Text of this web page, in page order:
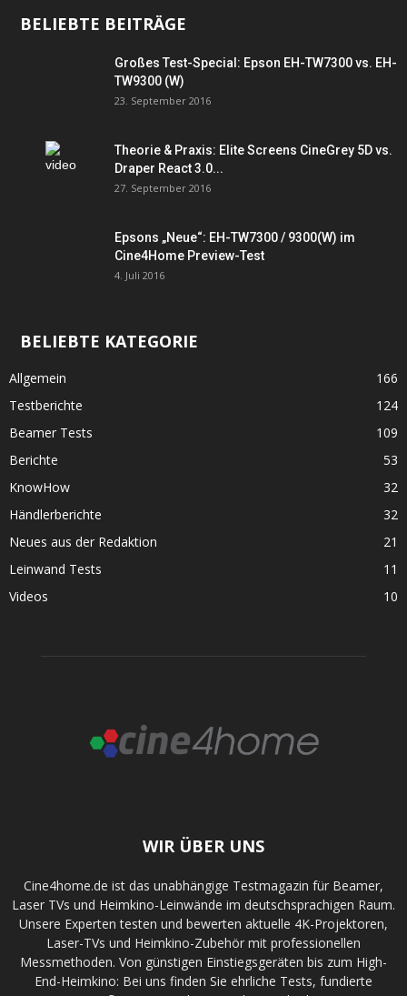
BELIEBTE BEITRÄGE
Großes Test-Special: Epson EH-TW7300 vs. EH-
TW9300 (W)
23. September 2016
Theorie & Praxis: Elite Screens CineGrey 5D vs.
Draper React 3.0...
27. September 2016
Epsons „Neue“: EH-TW7300 / 9300(W) im
Cine4Home Preview-Test
4. Juli 2016
BELIEBTE KATEGORIE
Allgemein
166
Testberichte
124
Beamer Tests
109
Berichte
53
KnowHow
32
Händlerberichte
32
Neues aus der Redaktion
21
Leinwand Tests
11
Videos
10
WIR ÜBER UNS
Cine4home.de ist das unabhängige Testmagazin für Beamer,
Laser TVs und Heimkino-Leinwände im deutschsprachigen Raum.
Unsere Experten testen und bewerten aktuelle 4K-Projektoren,
Laser-TVs und Heimkino-Zubehör mit professionellen
Messmethoden. Von günstigen Einstiegsgeräten bis zum High-
End-Heimkino: Bei uns finden Sie ehrliche Tests, fundierte